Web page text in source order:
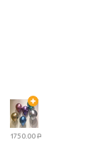
1750.00Р